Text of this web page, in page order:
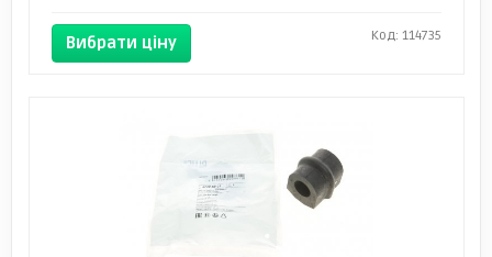
Вибрати ціну Код: 114735